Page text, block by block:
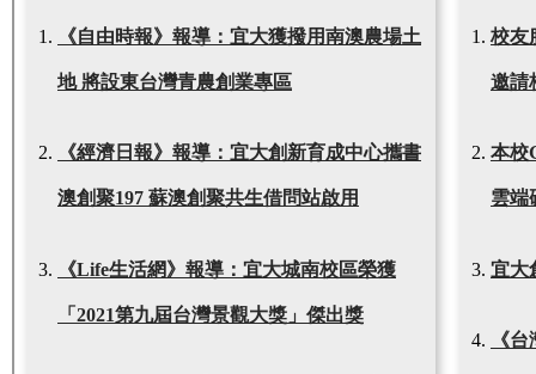
《自由時報》報導：宜大獲撥用南澳農場土
地 將設東台灣青農創業專區
《經濟日報》報導：宜大創新育成中心攜書
澳創聚197 蘇澳創聚共生借問站啟用
《Life生活網》報導：宜大城南校區榮獲
「2021第九屆台灣景觀大獎」傑出獎
校友
邀請
本校
雲端
宜大
《